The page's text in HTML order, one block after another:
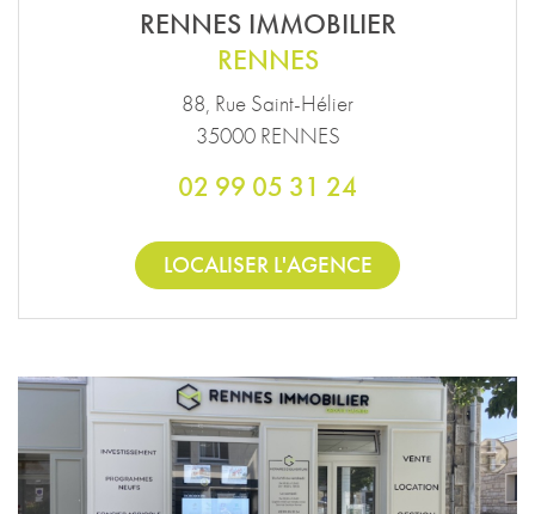
RENNES IMMOBILIER
RENNES
88, Rue Saint-Hélier
35000 RENNES
02 99 05 31 24
LOCALISER L'AGENCE